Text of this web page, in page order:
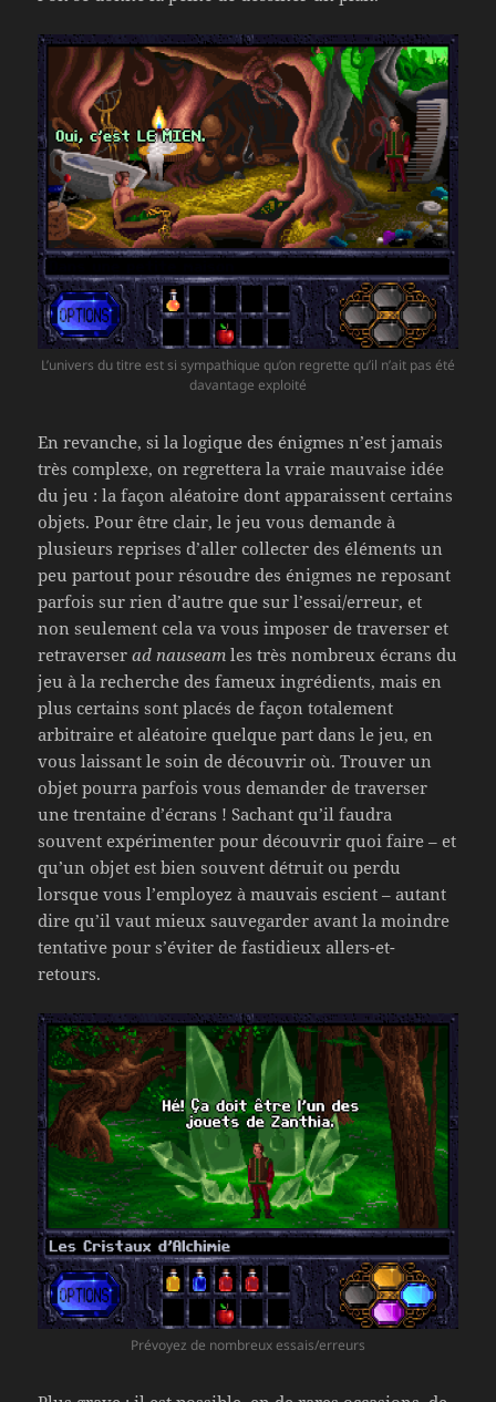
L’univers du titre est si sympathique qu’on regrette qu’il n’ait pas été
davantage exploité
En revanche, si la logique des énigmes n’est jamais
très complexe, on regrettera la vraie mauvaise idée
du jeu : la façon aléatoire dont apparaissent certains
objets. Pour être clair, le jeu vous demande à
plusieurs reprises d’aller collecter des éléments un
peu partout pour résoudre des énigmes ne reposant
parfois sur rien d’autre que sur l’essai/erreur, et
non seulement cela va vous imposer de traverser et
retraverserad nauseam les très nombreux écrans du
jeu à la recherche des fameux ingrédients, mais en
plus certains sont placés de façon totalement
arbitraire et aléatoire quelque part dans le jeu, en
vous laissant le soin de découvrir où. Trouver un
objet pourra parfois vous demander de traverser
une trentaine d’écrans ! Sachant qu’il faudra
souvent expérimenter pour découvrir quoi faire – et
qu’un objet est bien souvent détruit ou perdu
lorsque vous l’employez à mauvais escient – autant
dire qu’il vaut mieux sauvegarder avant la moindre
tentative pour s’éviter de fastidieux allers-et-
retours.
Prévoyez de nombreux essais/erreurs